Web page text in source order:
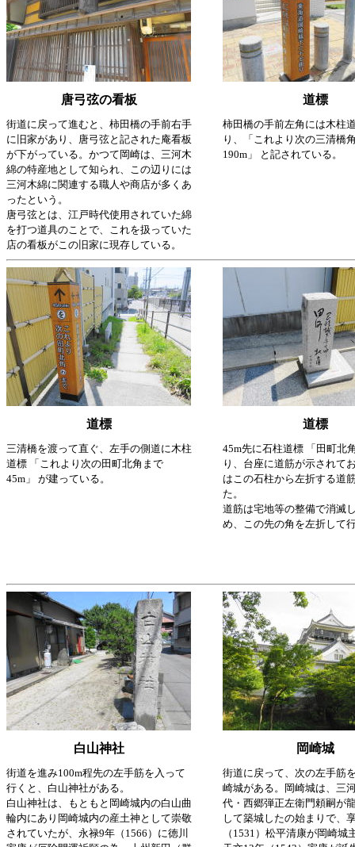
唐弓弦の看板 道標
街道に戻って進むと、柿田橋の手前右手
に旧家があり、唐弓弦と記された庵看板
が下がっている。かつて岡崎は、三河木
綿の特産地として知られ、この辺りには
三河木綿に関連する職人や商店が多くあ
ったという。
唐弓弦とは、江戸時代使用されていた綿
を打つ道具のことで、これを扱っていた
店の看板がこの旧家に現存している。
柿田橋の手前左角には木柱
り、「これより次の三清橋
190m」 と記されている。
道標 道標
三清橋を渡って直ぐ、左手の側道に木柱
道標 「これより次の田町北角まで
45m」 が建っている。
45m先に石柱道標 「田町北
り、台座に道筋が示されて
はこの石柱から左折する道
た。
道筋は宅地等の整備で消滅
め、この先の角を左折して
白山神社 岡崎城
街道を進み100m程先の左手筋を入って
行くと、白山神社がある。
白山神社は、もともと岡崎城内の白山曲
輪内にあり岡崎城内の産土神として崇敬
されていたが、永禄9年（1566）に徳川
街道に戻って、次の左手筋
崎城がある。岡崎城は、三
代・西郷弾正左衛門頼嗣が
して築城したの始まりで、
（1531）松平清康が岡崎城